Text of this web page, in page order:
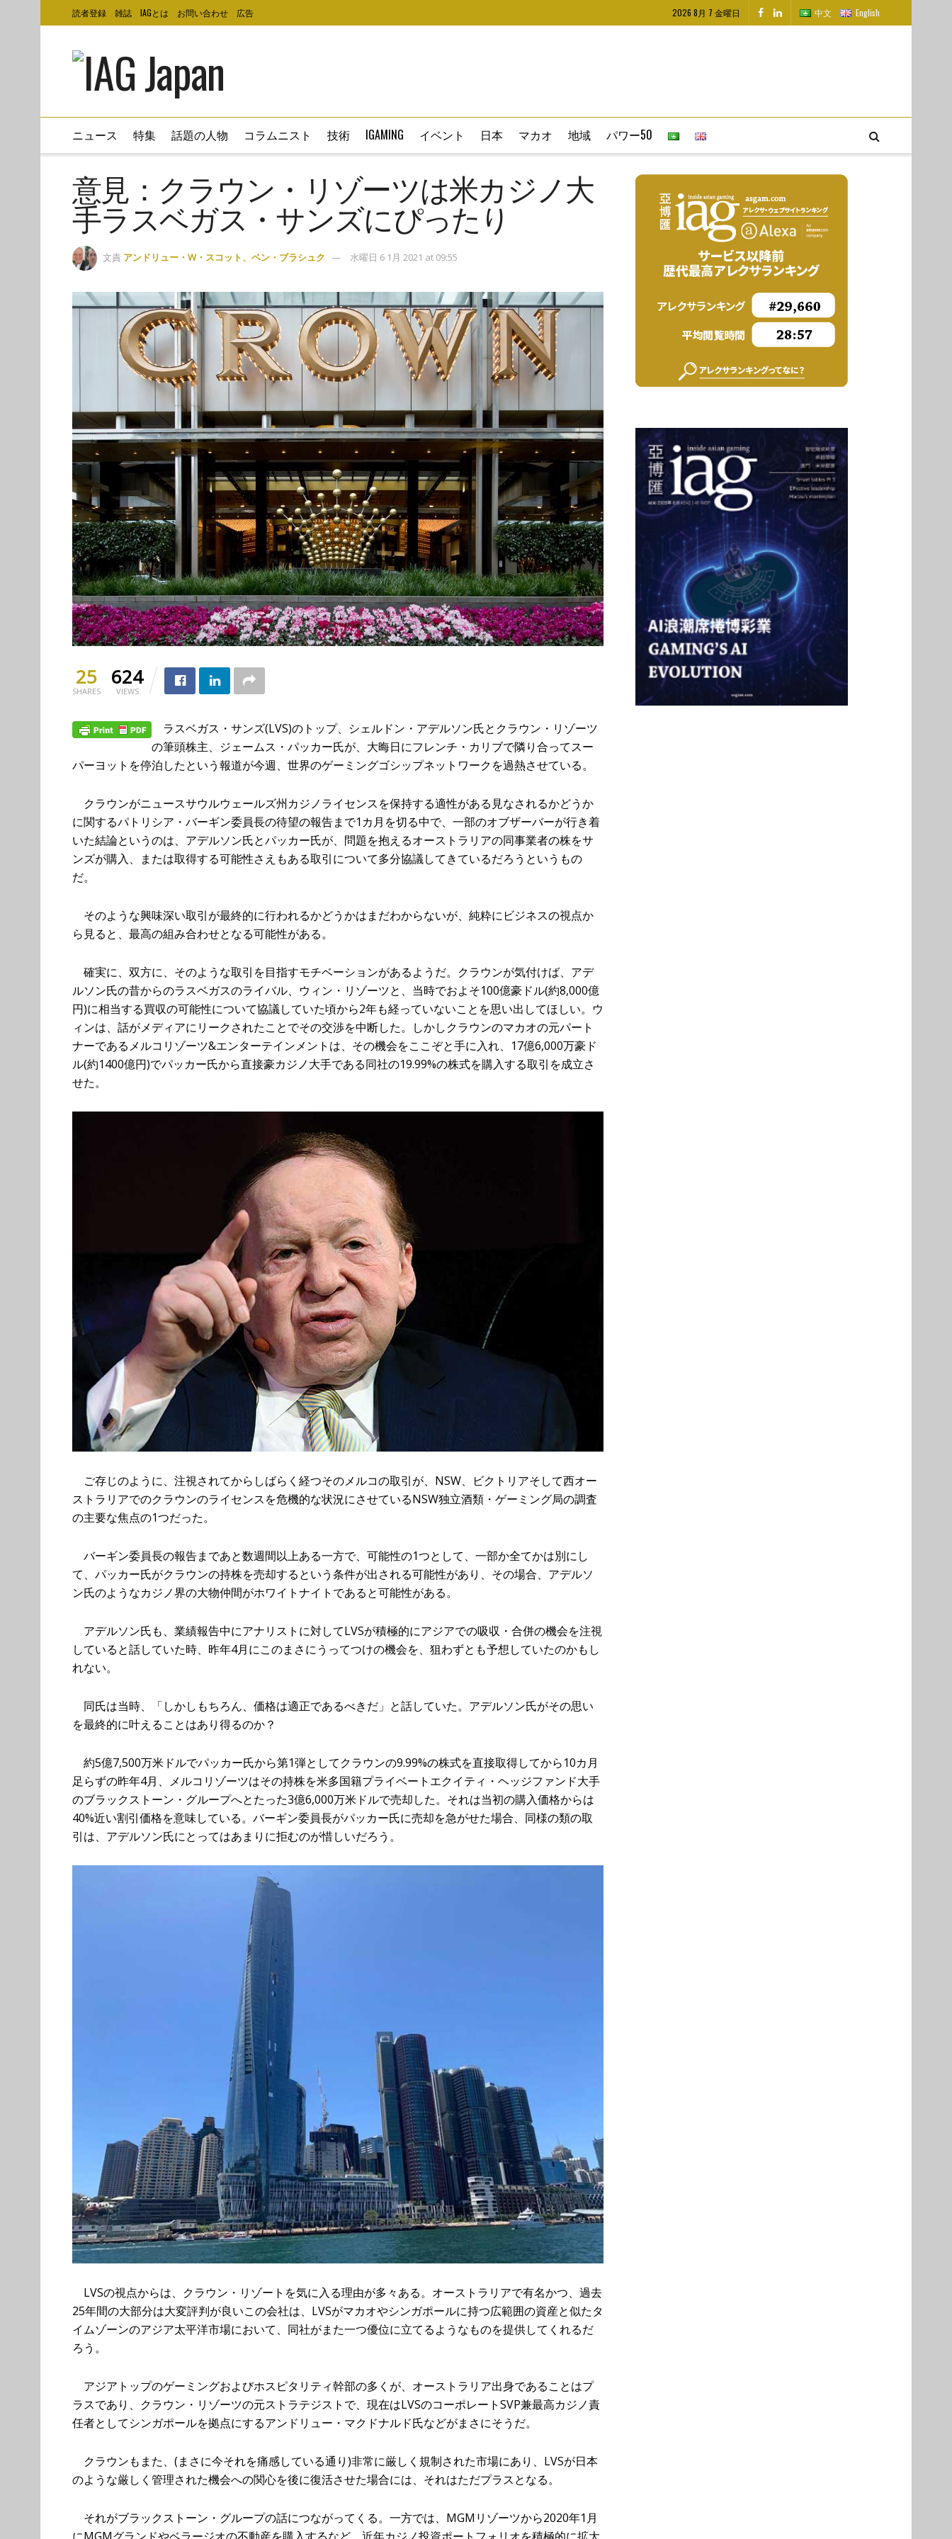
読者登録 雑誌 IAGとは お問い合わせ 広告 2026 8月 7 金曜日 中文 English
ニュース 特集 話題の人物 コラムニスト 技術 IGAMING イベント 日本 マカオ 地域 パワー50
意見：クラウン・リゾーツは米カジノ大
手ラスベガス・サンズにぴったり
文責 アンドリュー・W・スコット、ベン・ブラシュク 水曜日 6 1月 2021 at 09:55
25
SHARES
624
VIEWS
ラスベガス・サンズ(LVS)のトップ、シェルドン・アデルソン氏とクラウン・リゾーツ
の筆頭株主、ジェームス・パッカー氏が、大晦日にフレンチ・カリブで隣り合ってスー
パーヨットを停泊したという報道が今週、世界のゲーミングゴシップネットワークを過熱させている。
クラウンがニュースサウルウェールズ州カジノライセンスを保持する適性がある見なされるかどうか
に関するパトリシア・バーギン委員長の待望の報告まで1カ月を切る中で、一部のオブザーバーが行き着
いた結論というのは、アデルソン氏とパッカー氏が、問題を抱えるオーストラリアの同事業者の株をサ
ンズが購入、または取得する可能性さえもある取引について多分協議してきているだろうというもの
だ。
そのような興味深い取引が最終的に行われるかどうかはまだわからないが、純粋にビジネスの視点か
ら見ると、最高の組み合わせとなる可能性がある。
確実に、双方に、そのような取引を目指すモチベーションがあるようだ。クラウンが気付けば、アデ
ルソン氏の昔からのラスベガスのライバル、ウィン・リゾーツと、当時でおよそ100億豪ドル(約8,000億
円)に相当する買収の可能性について協議していた頃から2年も経っていないことを思い出してほしい。ウ
ィンは、話がメディアにリークされたことでその交渉を中断した。しかしクラウンのマカオの元パート
ナーであるメルコリゾーツ&エンターテインメントは、その機会をここぞと手に入れ、17億6,000万豪ド
ル(約1400億円)でパッカー氏から直接豪カジノ大手である同社の19.99%の株式を購入する取引を成立さ
せた。
ご存じのように、注視されてからしばらく経つそのメルコの取引が、NSW、ビクトリアそして西オー
ストラリアでのクラウンのライセンスを危機的な状況にさせているNSW独立酒類・ゲーミング局の調査
の主要な焦点の1つだった。
バーギン委員長の報告まであと数週間以上ある一方で、可能性の1つとして、一部か全てかは別にし
て、パッカー氏がクラウンの持株を売却するという条件が出される可能性があり、その場合、アデルソ
ン氏のようなカジノ界の大物仲間がホワイトナイトであると可能性がある。
アデルソン氏も、業績報告中にアナリストに対してLVSが積極的にアジアでの吸収・合併の機会を注視
していると話していた時、昨年4月にこのまさにうってつけの機会を、狙わずとも予想していたのかもし
れない。
同氏は当時、「しかしもちろん、価格は適正であるべきだ」と話していた。アデルソン氏がその思い
を最終的に叶えることはあり得るのか？
約5億7,500万米ドルでパッカー氏から第1弾としてクラウンの9.99%の株式を直接取得してから10カ月
足らずの昨年4月、メルコリゾーツはその持株を米多国籍プライベートエクイティ・ヘッジファンド大手
のブラックストーン・グループへとたった3億6,000万米ドルで売却した。それは当初の購入価格からは
40%近い割引価格を意味している。バーギン委員長がパッカー氏に売却を急がせた場合、同様の類の取
引は、アデルソン氏にとってはあまりに拒むのが惜しいだろう。
LVSの視点からは、クラウン・リゾートを気に入る理由が多々ある。オーストラリアで有名かつ、過去
25年間の大部分は大変評判が良いこの会社は、LVSがマカオやシンガポールに持つ広範囲の資産と似たタ
イムゾーンのアジア太平洋市場において、同社がまた一つ優位に立てるようなものを提供してくれるだ
ろう。
アジアトップのゲーミングおよびホスピタリティ幹部の多くが、オーストラリア出身であることはプ
ラスであり、クラウン・リゾーツの元ストラテジストで、現在はLVSのコーポレートSVP兼最高カジノ責
任者としてシンガポールを拠点にするアンドリュー・マクドナルド氏などがまさにそうだ。
クラウンもまた、(まさに今それを痛感している通り)非常に厳しく規制された市場にあり、LVSが日本
のような厳しく管理された機会への関心を後に復活させた場合には、それはただプラスとなる。
それがブラックストーン・グループの話につながってくる。一方では、MGMリゾーツから2020年1月